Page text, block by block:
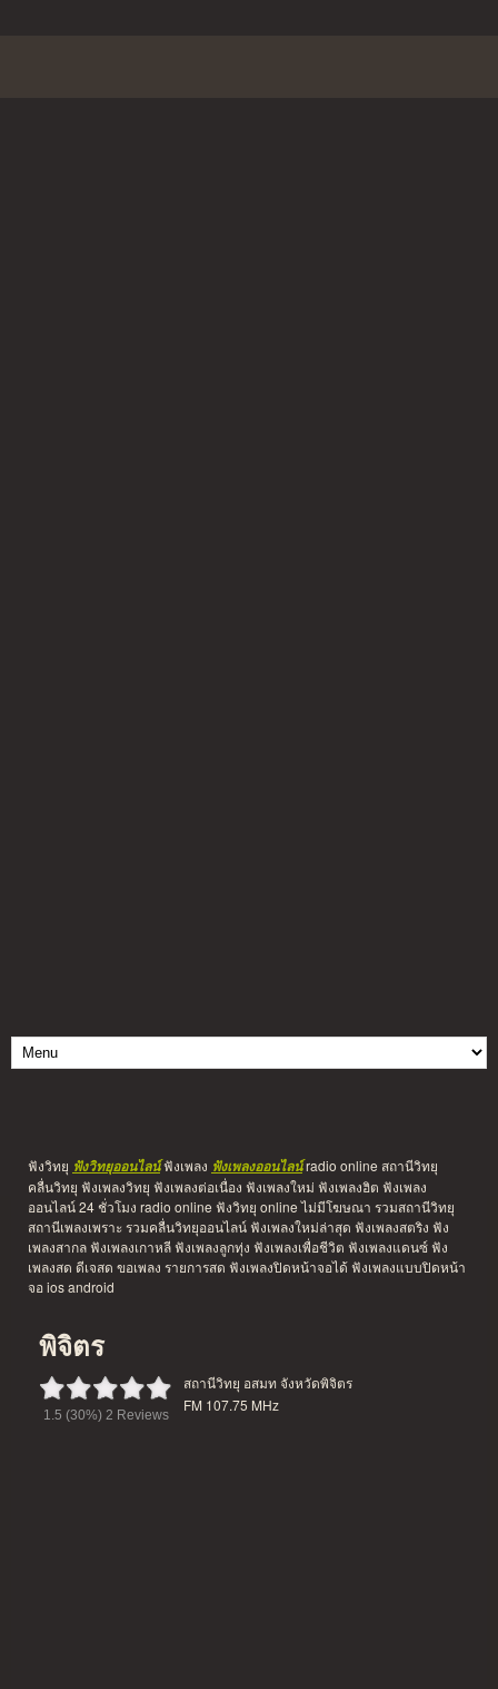
ฟังวิทยุ ฟังวิทยุออนไลน์ฟังเพลง ฟังเพลงออนไลน์radio online สถานีวิทยุ
คลื่นวิทยุ ฟังเพลงวิทยุ ฟังเพลงต่อเนื่อง ฟังเพลงใหม่ ฟังเพลงฮิต ฟังเพลง
ออนไลน์ 24 ชั่วโมง radio online ฟังวิทยุ online ไม่มีโฆษณา รวมสถานีวิทยุ
สถานีเพลงเพราะ รวมคลื่นวิทยุออนไลน์ ฟังเพลงใหม่ล่าสุด ฟังเพลงสตริง ฟัง
เพลงสากล ฟังเพลงเกาหลี ฟังเพลงลูกทุ่ง ฟังเพลงเพื่อชีวิต ฟังเพลงแดนซ์ ฟัง
เพลงสด ดีเจสด ขอเพลง รายการสด ฟังเพลงปิดหน้าจอได้ ฟังเพลงแบบปิดหน้า
จอ ios android
พิจิตร
1.5 (30%) 2 Reviews
สถานีวิทยุ อสมท จังหวัดพิจิตร
FM 107.75 MHz